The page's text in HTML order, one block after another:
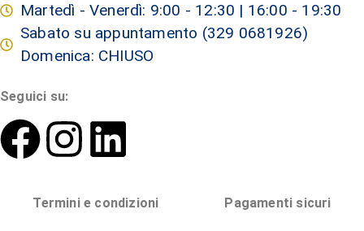
Martedì - Venerdì: 9:00 - 12:30 | 16:00 - 19:30
Sabato su appuntamento (329 0681926)
Domenica: CHIUSO
Seguici su:
Termini e condizioni Pagamenti sicuri